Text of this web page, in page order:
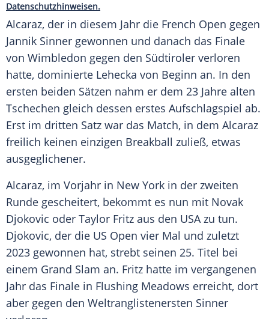
Datenschutzhinweisen.
Alcaraz, der in diesem Jahr die French Open gegen
Jannik Sinner gewonnen und danach das Finale
von Wimbledon gegen den Südtiroler verloren
hatte, dominierte Lehecka von Beginn an. In den
ersten beiden Sätzen nahm er dem 23 Jahre alten
Tschechen gleich dessen erstes Aufschlagspiel ab.
Erst im dritten Satz war das Match, in dem Alcaraz
freilich keinen einzigen Breakball zuließ, etwas
ausgeglichener.
Alcaraz, im Vorjahr in New York in der zweiten
Runde gescheitert, bekommt es nun mit Novak
Djokovic oder Taylor Fritz aus den USA zu tun.
Djokovic, der die US Open vier Mal und zuletzt
2023 gewonnen hat, strebt seinen 25. Titel bei
einem Grand Slam an. Fritz hatte im vergangenen
Jahr das Finale in Flushing Meadows erreicht, dort
aber gegen den Weltranglistenersten Sinner